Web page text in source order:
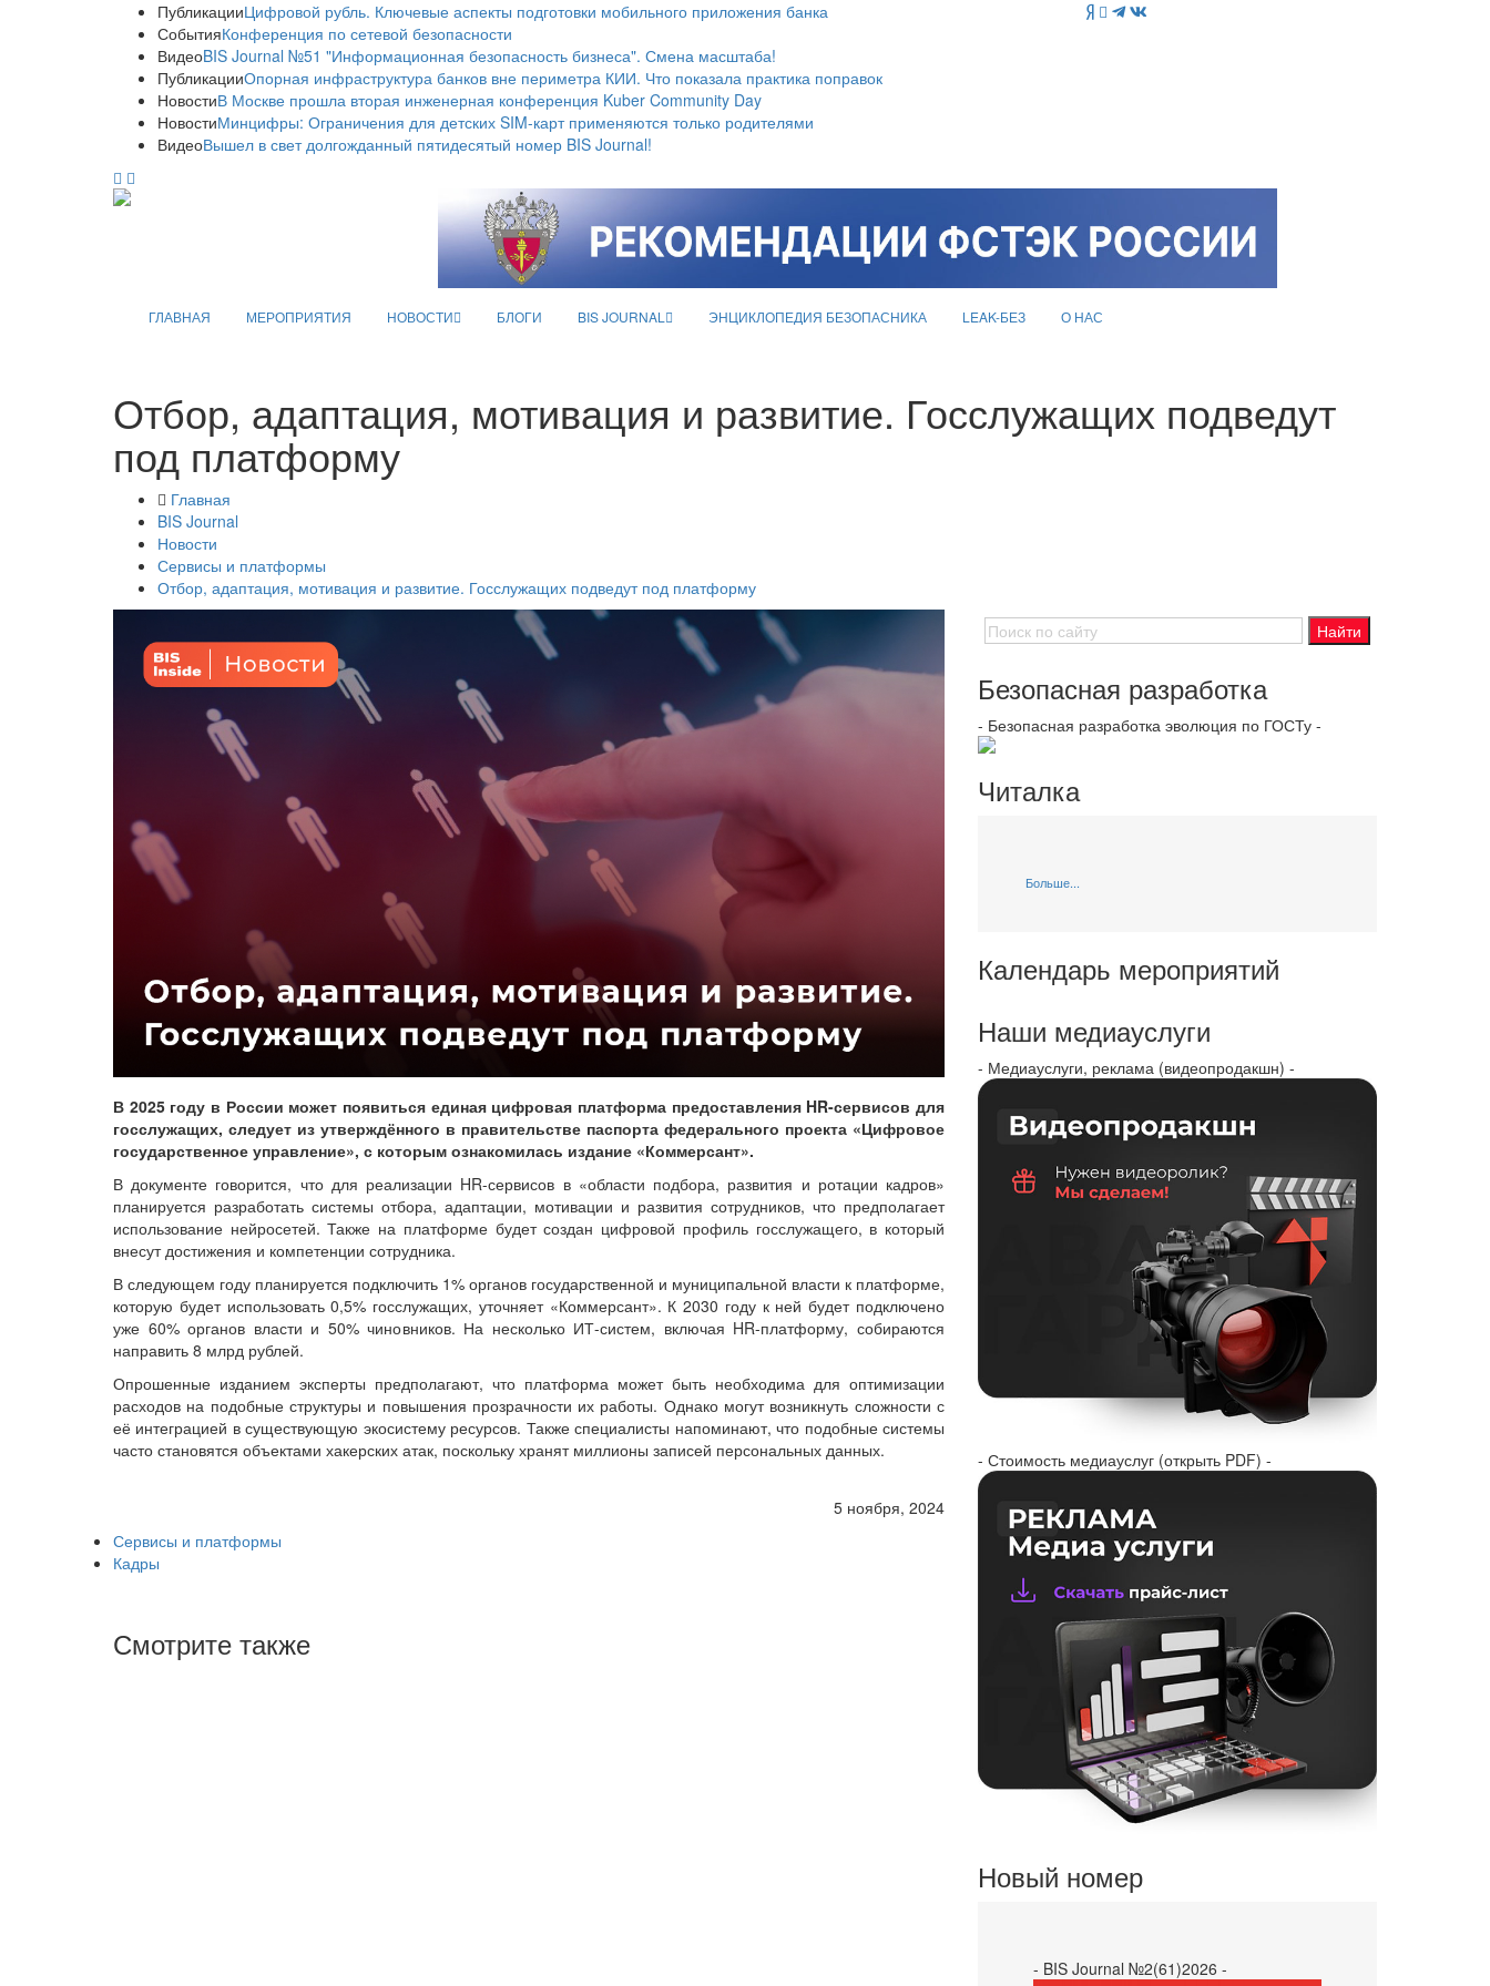
ПубликацииЦифровой рубль. Ключевые аспекты подготовки мобильного приложения банка
СобытияКонференция по сетевой безопасности
ВидеоBIS Journal №51 "Информационная безопасность бизнеса". Смена масштаба!
ПубликацииОпорная инфраструктура банков вне периметра КИИ. Что показала практика поправок
НовостиВ Москве прошла вторая инженерная конференция Kuber Community Day
НовостиМинцифры: Ограничения для детских SIM-карт применяются только родителями
ВидеоВышел в свет долгожданный пятидесятый номер BIS Journal!
ГЛАВНАЯ МЕРОПРИЯТИЯ НОВОСТИ БЛОГИ BIS JOURNAL ЭНЦИКЛОПЕДИЯ БЕЗОПАСНИКА LEAK-БЕЗ О НАС
Отбор, адаптация, мотивация и развитие. Госслужащих подведут
под платформу
Главная
BIS Journal
Новости
Сервисы и платформы
Отбор, адаптация, мотивация и развитие. Госслужащих подведут под платформу
В 2025 году в России может появиться единая цифровая платформа предоставления HR-сервисов для
госслужащих, следует из утверждённого в правительстве паспорта федерального проекта «Цифровое
государственное управление», с которым ознакомилась издание «Коммерсант».
В документе говорится, что для реализации HR-сервисов в «области подбора, развития и ротации кадров»
планируется разработать системы отбора, адаптации, мотивации и развития сотрудников, что предполагает
использование нейросетей. Также на платформе будет создан цифровой профиль госслужащего, в который
внесут достижения и компетенции сотрудника.
В следующем году планируется подключить 1% органов государственной и муниципальной власти к платформе,
которую будет использовать 0,5% госслужащих, уточняет «Коммерсант». К 2030 году к ней будет подключено
уже 60% органов власти и 50% чиновников. На несколько ИТ-систем, включая HR-платформу, собираются
направить 8 млрд рублей.
Опрошенные изданием эксперты предполагают, что платформа может быть необходима для оптимизации
расходов на подобные структуры и повышения прозрачности их работы. Однако могут возникнуть сложности с
её интеграцией в существующую экосистему ресурсов. Также специалисты напоминают, что подобные системы
часто становятся объектами хакерских атак, поскольку хранят миллионы записей персональных данных.
5 ноября, 2024
Сервисы и платформы
Кадры
Смотрите также
Безопасная разработка
- Безопасная разработка эволюция по ГОСТу -
Читалка
Больше...
Календарь мероприятий
Наши медиауслуги
- Медиауслуги, реклама (видеопродакшн) -
- Стоимость медиауслуг (открыть PDF) -
Новый номер
- BIS Journal №2(61)2026 -